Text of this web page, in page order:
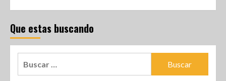
Que estas buscando